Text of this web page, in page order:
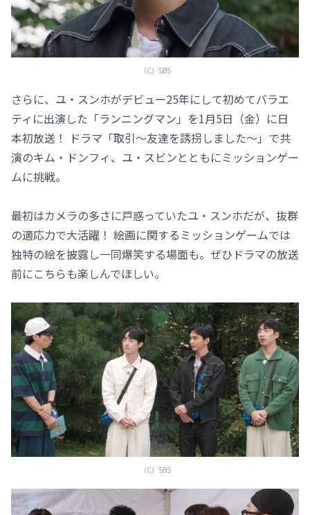
（C）SBS
さらに、ユ・スンホがデビュー25年にして初めてバラエ
ティに出演した「ランニングマン」を1月5日（金）に日
本初放送！ ドラマ「取引～友達を誘拐しました～」で共
演のキム・ドンフィ、ユ・スビンとともにミッションゲー
ムに挑戦。
最初はカメラの多さに戸惑っていたユ・スンホだが、抜群
の適応力で大活躍！ 絵画に関するミッションゲームでは
独特の絵を披露し一同爆笑する場面も。ぜひドラマの放送
前にこちらも楽しんでほしい。
（C）SBS